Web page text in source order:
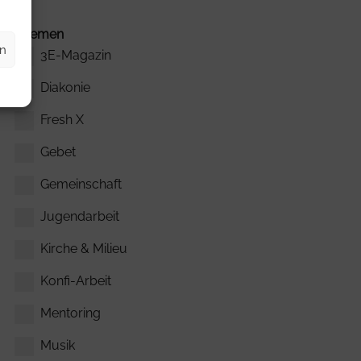
Themen
3E-Magazin
Diakonie
Fresh X
Gebet
Gemeinschaft
Jugendarbeit
Kirche & Milieu
Konfi-Arbeit
Mentoring
Musik